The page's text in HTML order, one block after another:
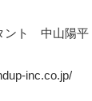
ント 中山陽平
inc.co.jp/